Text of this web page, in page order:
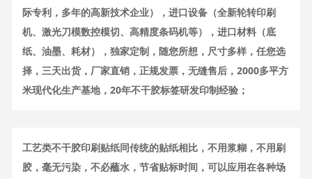
际专利，多年的高新技术企业），进口设备（全新轮转印刷
机、激光刀模数控模切、高精度条码机等），进口材料（底
纸、油墨、耗材），独家定制，随您所想，尺寸多样，任您选
择，三天出货，厂家直销，正规发票，无缝售后，2000多平方
米现代化生产基地，20年不干胶标签研发印制经验；
工艺类不干胶印刷贴纸同传统的贴纸相比，不用浆糊，不用刷
胶，毫无污染，不必蘸水，节省贴标时间，可以应用在各种场